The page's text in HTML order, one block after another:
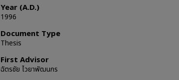
Year (A.D.)
1996
Document Type
Thesis
First Advisor
ฉัตรชัย ไวยาพัฒนกร